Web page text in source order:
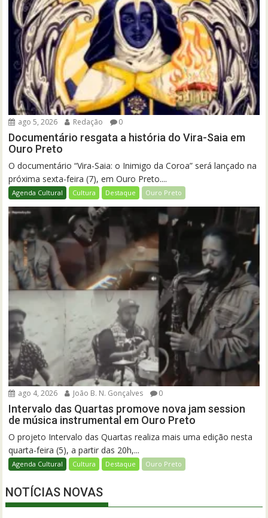
ago 5, 2026 Redação 0
Documentário resgata a história do Vira-Saia em
Ouro Preto
O documentário “Vira-Saia: o Inimigo da Coroa” será lançado na
próxima sexta-feira (7), em Ouro Preto....
Agenda Cultural Cultura Destaque Ouro Preto
ago 4, 2026 João B. N. Gonçalves 0
Intervalo das Quartas promove nova jam session
de música instrumental em Ouro Preto
O projeto Intervalo das Quartas realiza mais uma edição nesta
quarta-feira (5), a partir das 20h,...
Agenda Cultural Cultura Destaque Ouro Preto
NOTÍCIAS NOVAS